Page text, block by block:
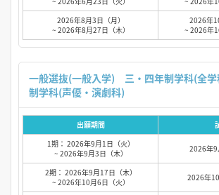
2026年8月3日（月）
~ 2026年8月27日（木）
2026年
~ 2026年
一般選抜(一般入学) 三・四年制学科(全学
出願期間
1期： 2026年9月1日（火）
~ 2026年9月3日（木）
2026年9
2期： 2026年9月17日（木）
~ 2026年10月6日（火）
2026年10